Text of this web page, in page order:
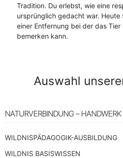
Tradition. Du erlebst, wie eine
ursprünglich gedacht war. Heute
einer Entfernung bei der das
bemerken kann.
Auswahl
NATURVERBINDUNG – HANDWERK
WILDNISPÄDAGOGIK-AUSBILDUNG
WILDNIS BASISWISSEN